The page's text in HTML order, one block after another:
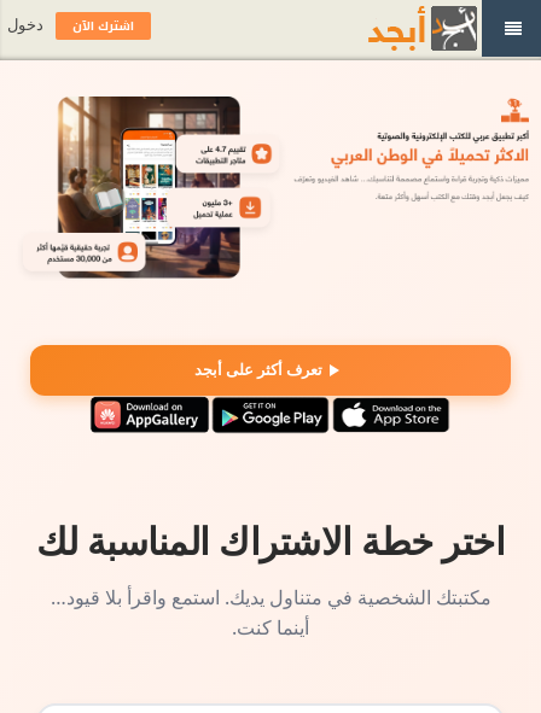
تعرف أكثر على أبجد
اختر خطة الاشتراك المناسبة لك
مكتبتك الشخصية في متناول يديك. استمع واقرأ بلا قيود…
أينما كنت.
اشترك الآن دخول